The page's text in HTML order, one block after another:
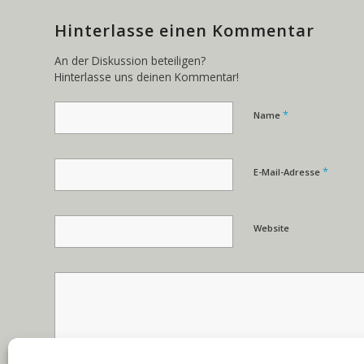
Hinterlasse einen Kommentar
An der Diskussion beteiligen?
Hinterlasse uns deinen Kommentar!
Name *
E-Mail-Adresse *
Website